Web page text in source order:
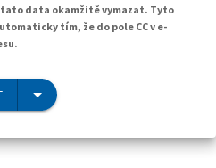
tato data okamžitě vymazat. Tyto
tím, že do pole CC v e-